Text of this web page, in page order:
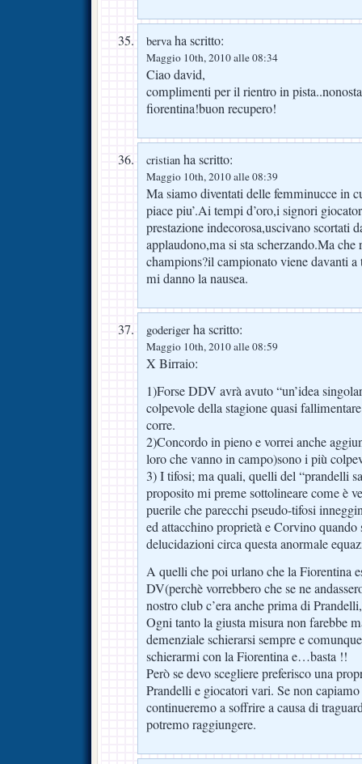
bervaha scritto:
Maggio 10th, 2010 alle 08:34
Ciao david,
complimenti per il rientro in
fiorentina!buon recupero!
cristian ha scritto:
Maggio 10th, 2010 alle 08:39
Ma siamo diventati delle femminucce in
piace piu’.Ai tempi d’oro,i signori
prestazione indecorosa,uscivano scortati
applaudono,ma si sta scherzando.Ma
champions?il campionato viene davanti
mi danno la nausea.
goderiger ha scritto:
Maggio 10th, 2010 alle 08:59
X Birraio:
1)Forse DDV avrà avuto “un’idea
colpevole della stagione quasi
corre.
2)Concordo in pieno e vorrei anche
loro che vanno in campo)sono i più
3) I tifosi; ma quali, quelli del “prandelli
proposito mi preme sottolineare come è
puerile che parecchi pseudo-tifosi
ed attacchino proprietà e Corvino
delucidazioni circa questa anormale
A quelli che poi urlano che la Fiorentina
DV(perchè vorrebbero che se ne
nostro club c’era anche prima di
Ogni tanto la giusta misura non farebbe
demenziale schierarsi sempre e
schierarmi con la Fiorentina e…basta !!
Però se devo scegliere preferisco una
Prandelli e giocatori vari. Se non
continueremo a soffrire a causa di
potremo raggiungere.